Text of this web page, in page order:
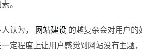
。
认为， 网站建设 的越复杂会对用户的
定程度上让用户感觉到网站没有主题